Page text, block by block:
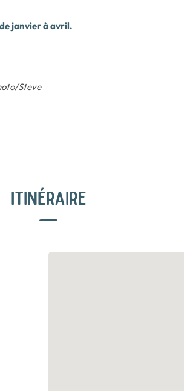
de janvier à avril.
Steve
ITINÉRAIRE